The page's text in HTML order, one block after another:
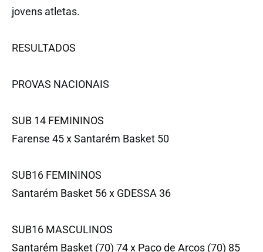
jovens atletas.
RESULTADOS
PROVAS NACIONAIS
SUB 14 FEMININOS
Farense 45 x Santarém Basket 50
SUB16 FEMININOS
Santarém Basket 56 x GDESSA 36
SUB16 MASCULINOS
Santarém Basket (70) 74 x Paço de Arcos (70) 85